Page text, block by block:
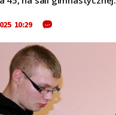
10:29